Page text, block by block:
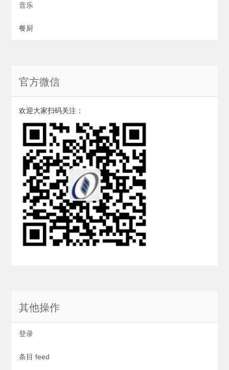
音乐
餐厨
官方微信
欢迎大家扫码关注：
其他操作
登录
条目 feed